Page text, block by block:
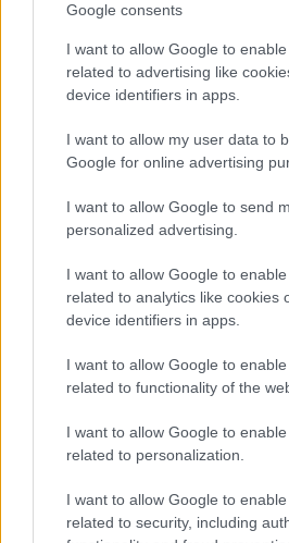
Google consents
I want to allow Google to
related to advertising like
device identifiers in apps.
I want to allow my user data to
Google for online advertising
I want to allow Google to send
personalized advertising.
I want to allow Google to
related to analytics like cookies
device identifiers in apps.
I want to allow Google to
related to functionality of the
I want to allow Google to
related to personalization.
I want to allow Google to
related to security, including
Cependant, un groupe de
montré que laDPNa une
style d'attachement et dépend
facteurs, des méthodes de
moment de la mesure, et que
toujours créer de bonnes
développement et les soins de
est donc l'importance d'un
dans le cadre du
non traitée peut
ans, augmente le risque de
affecter négativement le